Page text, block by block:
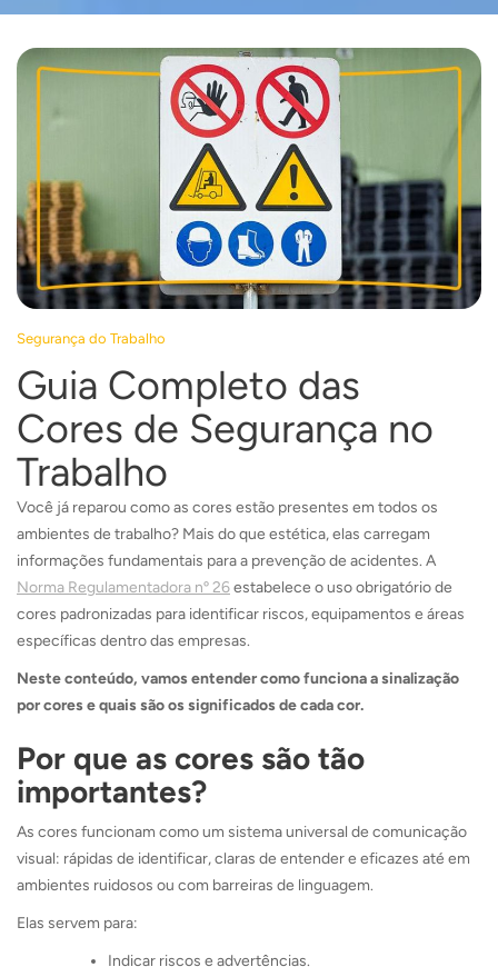
Segurança do Trabalho
Guia Completo das
Cores de Segurança no
Trabalho
Você já reparou como as cores estão presentes em todos os
ambientes de trabalho? Mais do que estética, elas carregam
informações fundamentais para a prevenção de acidentes. A
Norma Regulamentadora nº 26estabelece o uso obrigatório de
cores padronizadas para identificar riscos, equipamentos e áreas
específicas dentro das empresas.
Neste conteúdo, vamos entender como funciona a sinalização
por cores e quais são os significados de cada cor.
Por que as cores são tão
importantes?
As cores funcionam como um sistema universal de comunicação
visual: rápidas de identificar, claras de entender e eficazes até em
ambientes ruidosos ou com barreiras de linguagem.
Elas servem para:
Indicar riscos e advertências.